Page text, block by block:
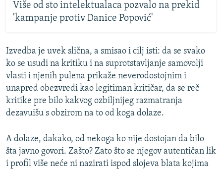
Više od sto intelektualaca pozvalo na prekid
'kampanje protiv Danice Popović'
Izvedba je uvek slična, a smisao i cilj isti: da se svako
ko se usudi na kritiku i na suprotstavljanje samovolji
vlasti i njenih pulena prikaže neverodostojnim i
unapred obezvredi kao legitiman kritičar, da se reč
kritike pre bilo kakvog ozbiljnijeg razmatranja
dezavuišu s obzirom na to od koga dolaze.
A dolaze, dakako, od nekoga ko nije dostojan da bilo
šta javno govori. Zašto? Zato što se njegov autentičan lik
i profil više neće ni nazirati ispod slojeva blata kojima